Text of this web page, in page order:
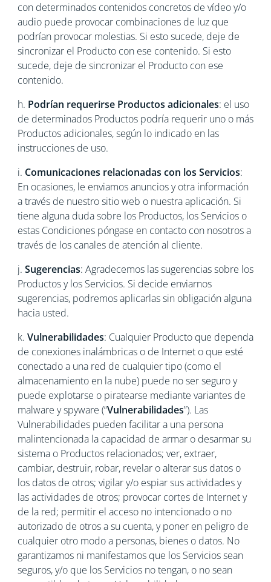
con determinados contenidos concretos de vídeo y/o
audio puede provocar combinaciones de luz que
podrían provocar molestias. Si esto sucede, deje de
sincronizar el Producto con ese contenido. Si esto
sucede, deje de sincronizar el Producto con ese
contenido.
h. Podrían requerirse Productos adicionales: el uso
de determinados Productos podría requerir uno o más
Productos adicionales, según lo indicado en las
instrucciones de uso.
i. Comunicaciones relacionadas con los Servicios:
En ocasiones, le enviamos anuncios y otra información
a través de nuestro sitio web o nuestra aplicación. Si
tiene alguna duda sobre los Productos, los Servicios o
estas Condiciones póngase en contacto con nosotros a
través de los canales de atención al cliente.
j. Sugerencias: Agradecemos las sugerencias sobre los
Productos y los Servicios. Si decide enviarnos
sugerencias, podremos aplicarlas sin obligación alguna
hacia usted.
k. Vulnerabilidades: Cualquier Producto que dependa
de conexiones inalámbricas o de Internet o que esté
conectado a una red de cualquier tipo (como el
almacenamiento en la nube) puede no ser seguro y
puede explotarse o piratearse mediante variantes de
malware y spyware (“Vulnerabilidades”). Las
Vulnerabilidades pueden facilitar a una persona
malintencionada la capacidad de armar o desarmar su
sistema o Productos relacionados; ver, extraer,
cambiar, destruir, robar, revelar o alterar sus datos o
los datos de otros; vigilar y/o espiar sus actividades y
las actividades de otros; provocar cortes de Internet y
de la red; permitir el acceso no intencionado o no
autorizado de otros a su cuenta, y poner en peligro de
cualquier otro modo a personas, bienes o datos. No
garantizamos ni manifestamos que los Servicios sean
seguros, y/o que los Servicios no tengan, o no sean